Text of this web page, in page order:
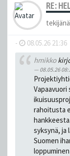
RE:
tekijänä
- 08.05.26 21:36
hmikko
08.05.26
rahoitusta
syksynä, ja
Suomen